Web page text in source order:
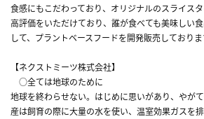
食感にもこだわっており、オリジナルのスライス
高評価をいただけており、誰が食べても美味しい
して、プラントベースフードを開発販売しておりま
【ネクストミーツ株式会社】
○全ては地球のために
地球を終わらせない。はじめに思いがあり、やが
産は飼育の際に大量の水を使い、温室効果ガスを